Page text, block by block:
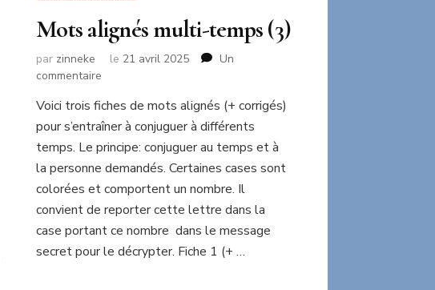
Mots alignés multi-temps (3)
par zinneke le 21 avril 2025
Un
commentaire
alignés
multi-
temps
Voici trois fiches de mots alignés (+ corrigés)
pour s’entraîner à conjuguer à différents
temps. Le principe: conjuguer au temps et à
la personne demandés. Certaines cases sont
colorées et comportent un nombre. Il
convient de reporter cette lettre dans la
case portant ce nombre dans le message
secret pour le décrypter. Fiche 1 (+ …